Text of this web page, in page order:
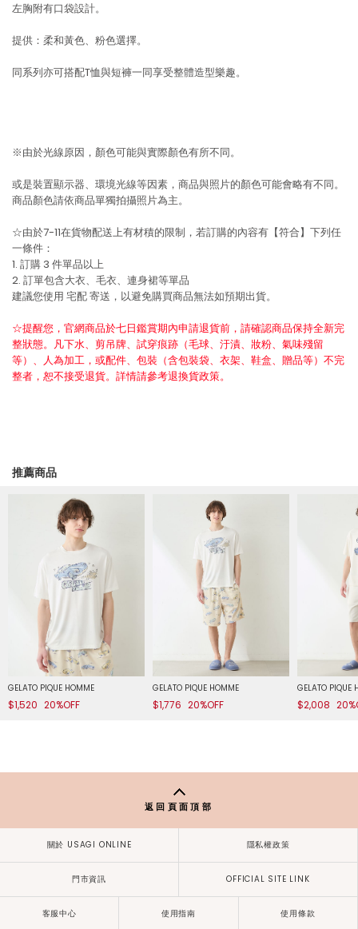
左胸附有口袋設計。
提供：柔和黃色、粉色選擇。
同系列亦可搭配T恤與短褲一同享受整體造型樂趣。
※由於光線原因，顏色可能與實際顏色有所不同。
或是裝置顯示器、環境光線等因素，商品與照片的顏色可能會略有不同。
商品顏色請依商品單獨拍攝照片為主。
☆由於7-11在貨物配送上有材積的限制，若訂購的內容有【符合】下列任
一條件：
1. 訂購 3 件單品以上
2. 訂單包含大衣、毛衣、連身裙等單品
建議您使用 宅配寄送，以避免購買商品無法如預期出貨。
☆提醒您，官網商品於七日鑑賞期內申請退貨前，請確認商品保持全新完
整狀態。凡下水、剪吊牌、試穿痕跡（毛球、汙漬、妝粉、氣味殘留
等）、人為加工，或配件、包裝（含包裝袋、衣架、鞋盒、贈品等）不完
整者，恕不接受退貨。詳情請參考退換貨政策。
推薦商品
GELATO PIQUE HOMME
$1,520 20%OFF
GELATO PIQUE HOMME
$1,776 20%OFF
GELATO PIQUE
$2,008
返回頁面頂部
關於 USAGI ONLINE 隱私權政策
門市資訊 OFFICIAL SITE LINK
客服中心 使用指南 使用條款